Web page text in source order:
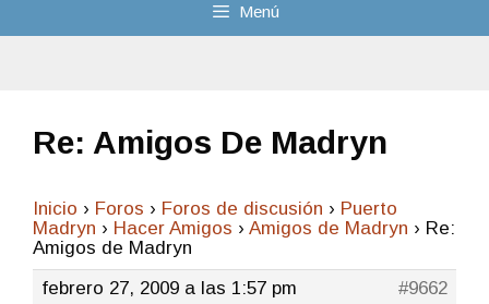
Menú
Re: Amigos De Madryn
Inicio › Foros › Foros de discusión › Puerto
Madryn › Hacer Amigos › Amigos de Madryn › Re:
Amigos de Madryn
febrero 27, 2009 a las 1:57 pm
#9662